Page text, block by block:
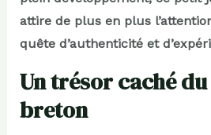
attire de plus en plus
quête d’authenticité et
Un trésor caché
breton